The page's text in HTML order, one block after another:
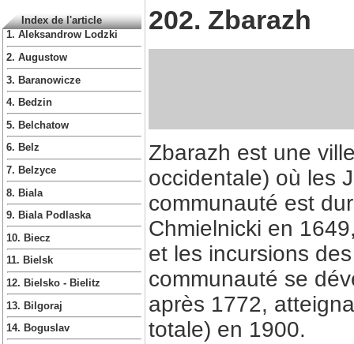
Index de l'article
1. Aleksandrow Lodzki
2. Augustow
3. Baranowicze
4. Bedzin
5. Belchatow
6. Belz
7. Belzyce
8. Biala
9. Biala Podlaska
10. Biecz
11. Bielsk
12. Bielsko - Bielitz
13. Bilgoraj
14. Boguslav
202. Zbarazh
Zbarazh est une
occidentale) où les
communauté est
Chmielnicki en
et les incursions
communauté se
après 1772,
totale) en 1900.